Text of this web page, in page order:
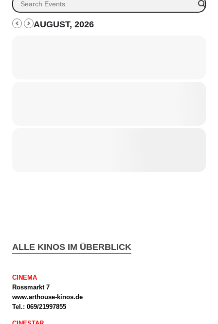
AUGUST, 2026
ALLE KINOS IM ÜBERBLICK
CINEMA
Rossmarkt 7
www.arthouse-kinos.de
Tel.: 069/21997855